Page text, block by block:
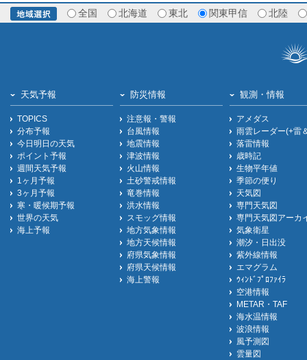
全国 北海道 東北 関東甲信 北陸
天気予報
TOPICS
分布予報
今日明日の天気
ポイント予報
週間天気予報
1ヶ月予報
3ヶ月予報
寒・暖候期予報
世界の天気
海上予報
防災情報
注意報・警報
台風情報
地震情報
津波情報
火山情報
土砂警戒情報
竜巻情報
洪水情報
スモッグ情報
地方気象情報
地方天候情報
府県気象情報
府県天候情報
海上警報
観測・情報
アメダス
雨雲レーダー(+雷
落雷情報
歳時記
生物平年値
季節の便り
天気図
専門天気図
専門天気図アーカ
気象衛星
潮汐・日出没
紫外線情報
エマグラム
ｳｨﾝﾄﾞﾌﾟﾛﾌｧｲﾗ
空港情報
METAR・TAF
海水温情報
波浪情報
風予測図
雲量図